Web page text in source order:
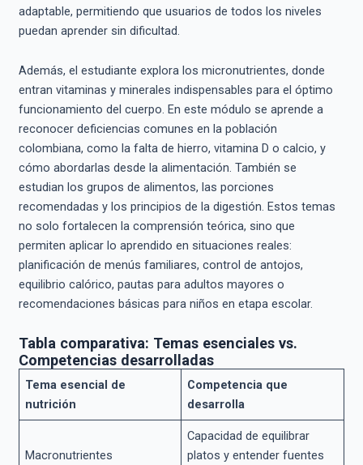
adaptable, permitiendo que usuarios de todos los niveles
puedan aprender sin dificultad.
Además, el estudiante explora los micronutrientes, donde
entran vitaminas y minerales indispensables para el óptimo
funcionamiento del cuerpo. En este módulo se aprende a
reconocer deficiencias comunes en la población
colombiana, como la falta de hierro, vitamina D o calcio, y
cómo abordarlas desde la alimentación. También se
estudian los grupos de alimentos, las porciones
recomendadas y los principios de la digestión. Estos temas
no solo fortalecen la comprensión teórica, sino que
permiten aplicar lo aprendido en situaciones reales:
planificación de menús familiares, control de antojos,
equilibrio calórico, pautas para adultos mayores o
recomendaciones básicas para niños en etapa escolar.
Tabla comparativa: Temas esenciales vs.
Competencias desarrolladas
Tema esencial de
nutrición
Competencia que
desarrolla
Macronutrientes
Capacidad de equilibrar
platos y entender fuentes